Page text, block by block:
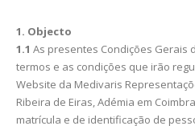
1. Objecto
1.1 As presentes Condições Gerais
termos e as condições que irão
Website da Medivaris
Ribeira de Eiras, Adémia em
matrícula e de identificação de